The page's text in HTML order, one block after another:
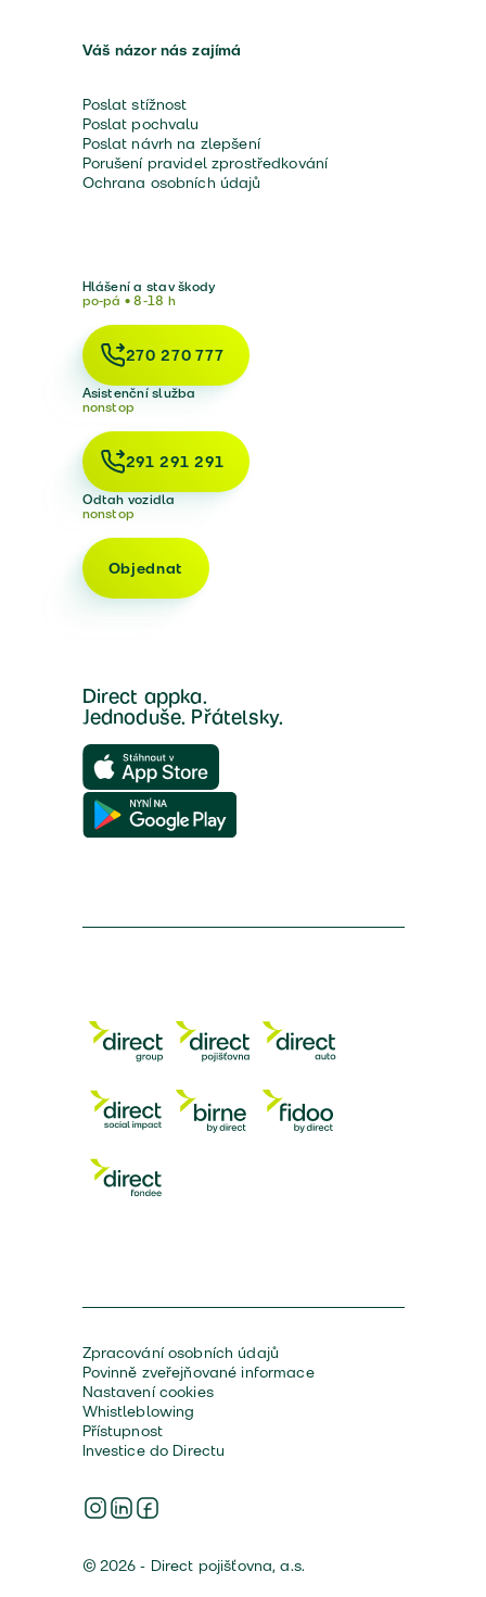
Váš názor nás zajímá
Poslat stížnost
Poslat pochvalu
Poslat návrh na zlepšení
Porušení pravidel zprostředkování
Ochrana osobních údajů
Hlášení a stav škody
po-pá • 8-18 h
270 270 777
Asistenční služba
nonstop
291 291 291
Odtah vozidla
nonstop
Objednat
Direct appka.
Jednoduše. Přátelsky.
Zpracování osobních údajů
Povinně zveřejňované informace
Nastavení cookies
Whistleblowing
Přístupnost
Investice do Directu
© 2026 - Direct pojišťovna, a.s.